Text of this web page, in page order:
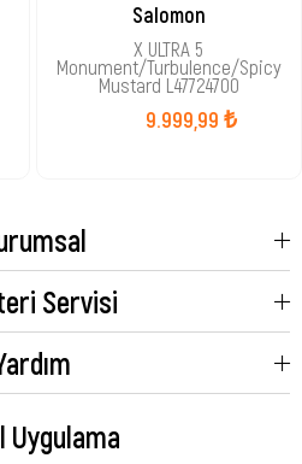
Salomon
X ULTRA 5
Monument/Turbulence/Spicy
Mustard L47724700
9.999,99 ₺
Servisi
Uygulama